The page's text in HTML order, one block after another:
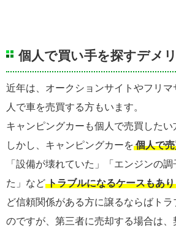
個人で買い手を探すデメ
近年は、オークションサイトやフリ
人で車を売買する方もいます。
キャンピングカーも個人で売買したい
しかし、キャンピングカーを 個人で
「設備が壊れていた」「エンジンの
た」などトラブルになるケースもあ
ど信頼関係がある方に譲るならばト
のですが、第三者に売却する場合は、